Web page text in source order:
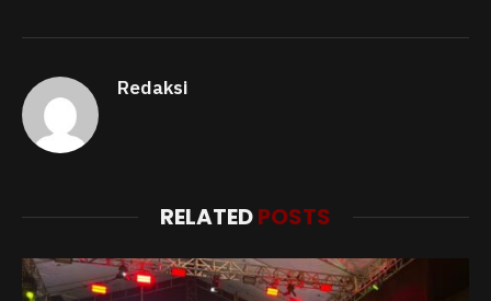
Redaksi
RELATEDPOSTS